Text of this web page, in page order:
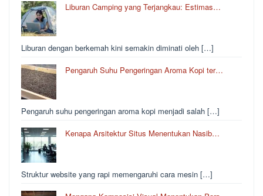
Liburan Camping yang Terjangkau: Estimas…
Liburan dengan berkemah kini semakin diminati oleh […]
Pengaruh Suhu Pengeringan Aroma Kopi ter…
Pengaruh suhu pengeringan aroma kopi menjadi salah […]
Kenapa Arsitektur Situs Menentukan Nasib…
Struktur website yang rapi memengaruhi cara mesin […]